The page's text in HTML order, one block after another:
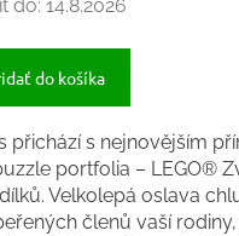
do: 14.8.2026
do košíka
přichází s nejnovějším
portfolia – LEGO®
Velkolepá oslava
členů vaší